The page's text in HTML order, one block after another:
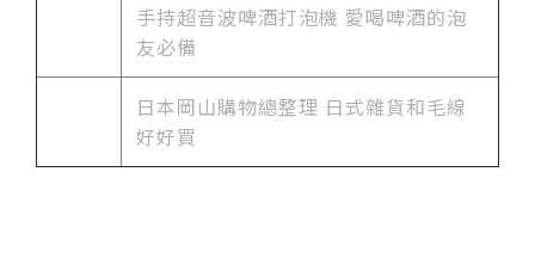
手持超音波啤酒打泡機 愛喝啤酒的泡
友必備
日本岡山購物總整理 日式雜貨和毛線
好好買